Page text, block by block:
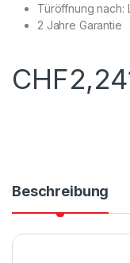
Türöffnung nach:
2 Jahre Garantie
CHF
Beschreibung